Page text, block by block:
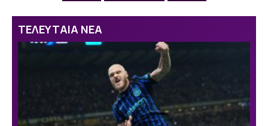
ΤΕΛΕΥΤΑΙΑ ΝΕΑ